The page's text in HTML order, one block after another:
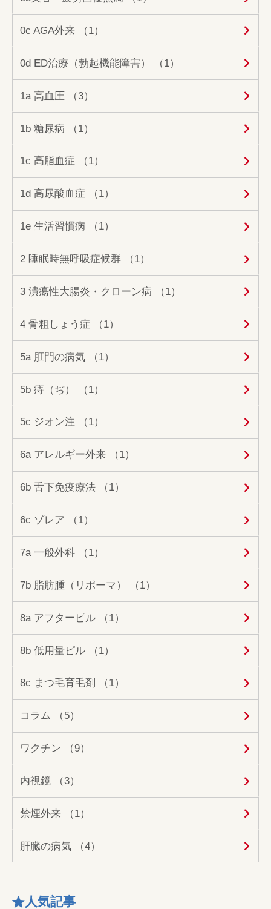
0c AGA外来 （1）
0d ED治療（勃起機能障害） （1）
1a 高血圧 （3）
1b 糖尿病 （1）
1c 高脂血症 （1）
1d 高尿酸血症 （1）
1e 生活習慣病 （1）
2 睡眠時無呼吸症候群 （1）
3 潰瘍性大腸炎・クローン病 （1）
4 骨粗しょう症 （1）
5a 肛門の病気 （1）
5b 痔（ぢ） （1）
5c ジオン注 （1）
6a アレルギー外来 （1）
6b 舌下免疫療法 （1）
6c ゾレア （1）
7a 一般外科 （1）
7b 脂肪腫（リポーマ） （1）
8a アフターピル （1）
8b 低用量ピル （1）
8c まつ毛育毛剤 （1）
コラム （5）
ワクチン （9）
内視鏡 （3）
禁煙外来 （1）
肝臓の病気 （4）
人気記事